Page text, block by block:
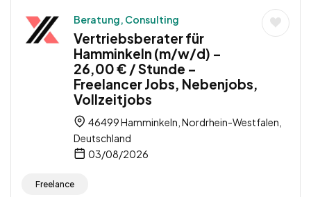
Beratung, Consulting
Vertriebsberater für
Hamminkeln (m/w/d) –
26,00 € / Stunde –
Freelancer Jobs, Nebenjobs,
Vollzeitjobs
46499 Hamminkeln, Nordrhein-Westfalen,
Deutschland
03/08/2026
Freelance